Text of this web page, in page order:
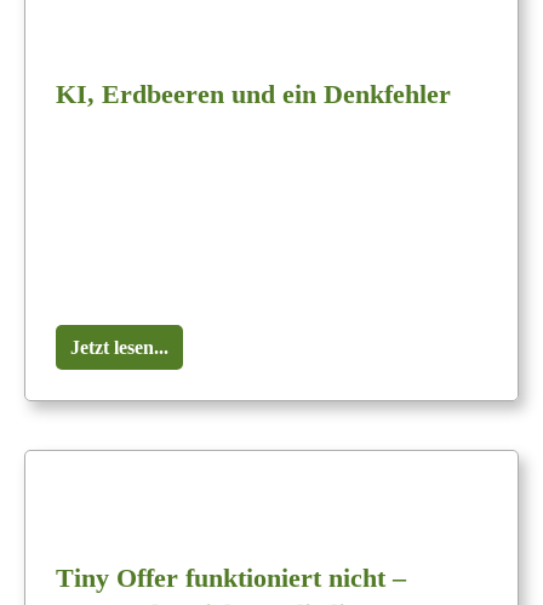
KI, Erdbeeren und ein Denkfehler
Jetzt lesen...
Tiny Offer funktioniert nicht –